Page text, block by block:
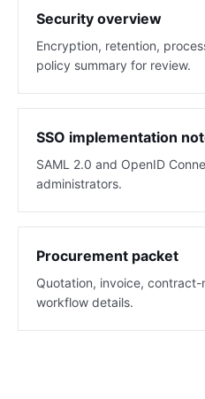
Security overview
Encryption, retention,
policy summary for review.
SSO implementation
SAML 2.0 and OpenID
administrators.
Procurement packet
Quotation, invoice,
workflow details.